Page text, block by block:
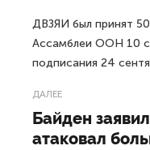
ДВЗЯИ был принят
Ассамблеи ООН 10
подписания 24
ДАЛЕЕ
Байден
атаковал